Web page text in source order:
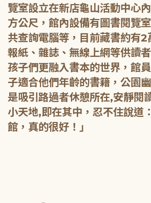
覽室設立在新店龜山活動中心
方公尺，館內設備有圖書閱覽
共查詢電腦等，目前藏書約有
報紙、雜誌、無線上網等供讀
孩子們更融入書本的世界，館
子適合他們年齡的書籍，公園
是吸引路過者休憩所在,安靜閱
小天地,即在其中，忍不住說道
館，真的很好！」